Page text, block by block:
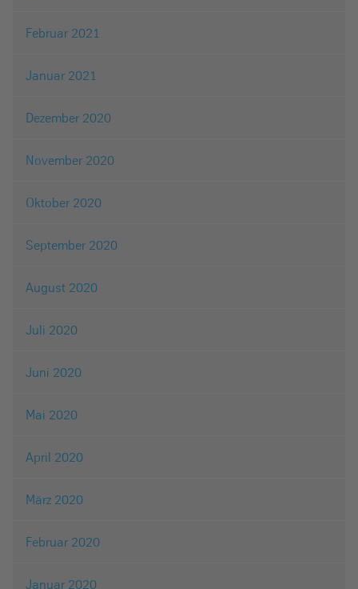
Februar 2021
Januar 2021
Dezember 2020
November 2020
Oktober 2020
September 2020
August 2020
Juli 2020
Juni 2020
Mai 2020
April 2020
März 2020
Februar 2020
Januar 2020